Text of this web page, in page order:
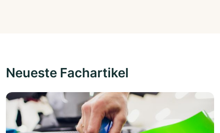
Neueste Fachartikel